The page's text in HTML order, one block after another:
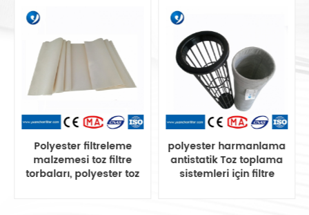
Polyester filtreleme
malzemesi toz filtre
torbaları, polyester toz
polyester harmanlama
antistatik Toz toplama
sistemleri için filtre